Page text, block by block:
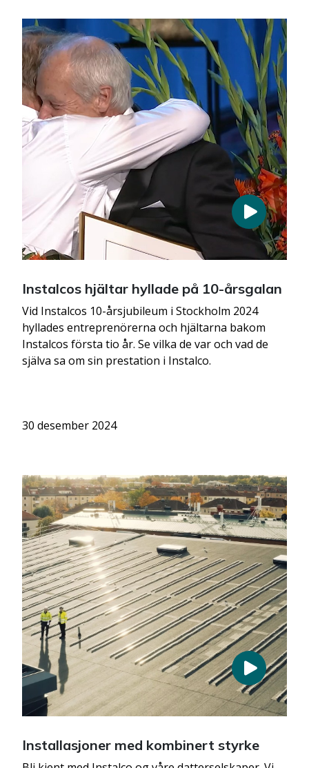
Instalcos hjältar hyllade på 10-årsgalan
Vid Instalcos 10-årsjubileum i Stockholm 2024
hyllades entreprenörerna och hjältarna bakom
Instalcos första tio år. Se vilka de var och vad de
själva sa om sin prestation i Instalco.
30 desember 2024
Installasjoner med kombinert styrke